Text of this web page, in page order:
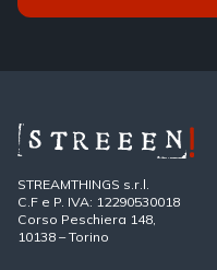
STREAMTHINGS s.r.l.
C.F e P. IVA: 12290530018
Corso Peschiera 148,
10138 – Torino